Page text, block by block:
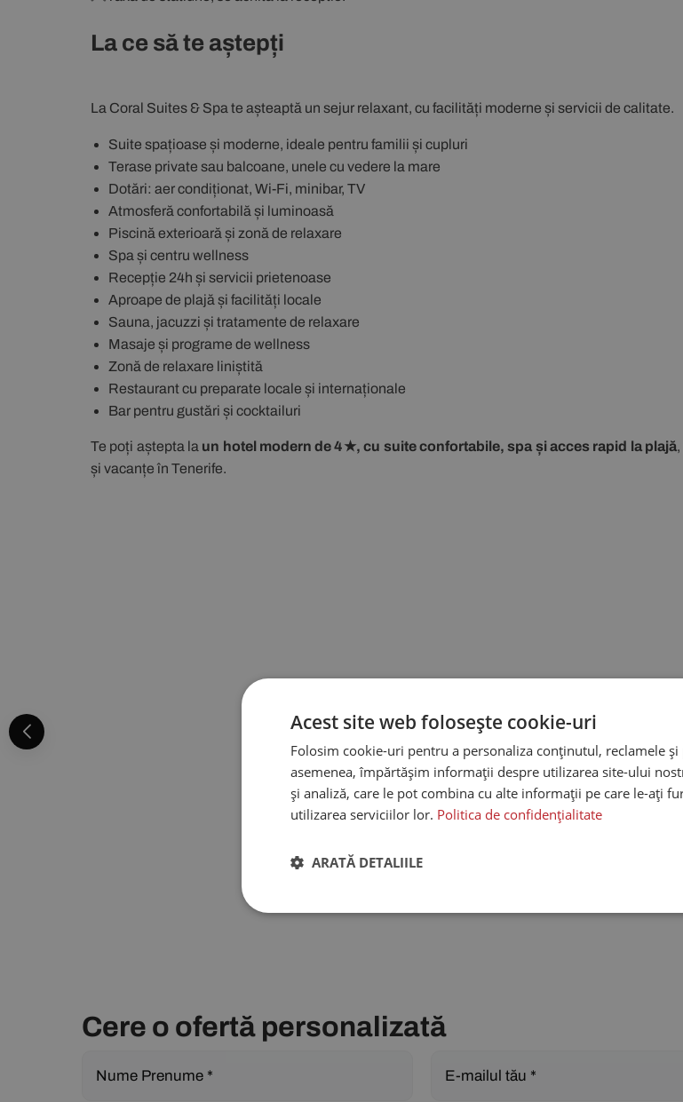
La ce să te aștepți
La Coral Suites & Spa te așteaptă un sejur relaxant, cu facilități moderne și servicii de calitate.
Suite spațioase și moderne, ideale pentru familii și cupluri
Terase private sau balcoane, unele cu vedere la mare
Dotări: aer condiționat, Wi-Fi, minibar, TV
Atmosferă confortabilă și luminoasă
Piscină exterioară și zonă de relaxare
Spa și centru wellness
Recepție 24h și servicii prietenoase
Aproape de plajă și facilități locale
Sauna, jacuzzi și tratamente de relaxare
Masaje și programe de wellness
Zonă de relaxare liniștită
Restaurant cu preparate locale și internaționale
Bar pentru gustări și cocktailuri
Te poți aștepta la un hotel modern de 4★, cu suite confortabile, spa și acces rapid la plajă,
și vacanțe în Tenerife.
Cere o ofertă personalizată
Acest site web folosește cookie-uri
Folosim cookie-uri pentru a personaliza conținutul, reclamele
asemenea, împărtășim informații despre utilizarea site-ului
și analiză, care le pot combina cu alte informații pe care le-ați
utilizarea serviciilor lor. Politica de confidențialitate
ARATĂ DETALIILE